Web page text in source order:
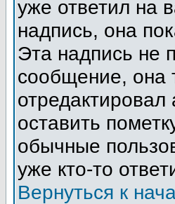
уже ответил на
надпись, она
Эта надпись не
сообщение, она
оставить
обычные
уже кто-то
Вернуться к